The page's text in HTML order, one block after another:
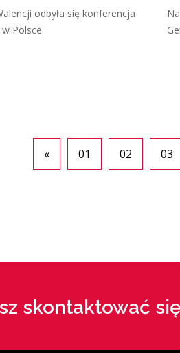
odbyła się konferencja
Polsce.
« 01 02 03
skontaktować